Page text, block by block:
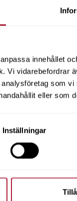
innehållet
Vi vidarebefordrar
som
eller som
Inställningar
kund hos OC